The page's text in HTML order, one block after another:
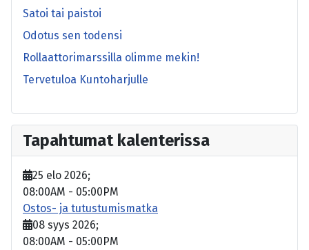
Satoi tai paistoi
Odotus sen todensi
Rollaattorimarssilla olimme mekin!
Tervetuloa Kuntoharjulle
Tapahtumat kalenterissa
25 elo 2026;
08:00AM - 05:00PM
Ostos- ja tutustumismatka
08 syys 2026;
08:00AM - 05:00PM